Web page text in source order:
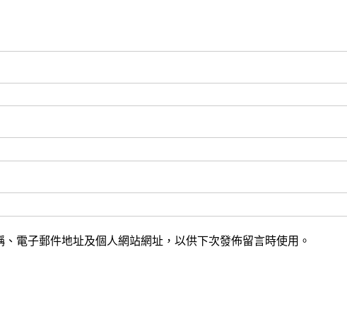
、電子郵件地址及個人網站網址，以供下次發佈留言時使用。